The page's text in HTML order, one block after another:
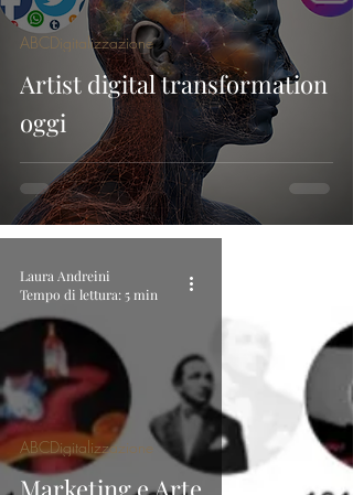
Artist digital transformation
oggi
ABCDigitalizzazione
ABCDigitalizzazione
Laura Andreini
Tempo di lettura: 5 min